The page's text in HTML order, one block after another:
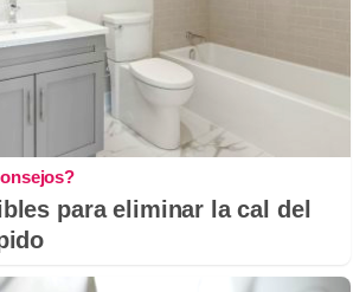
para eliminar la cal del